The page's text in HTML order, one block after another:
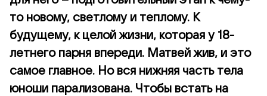
то новому, светлому и теплому. К
будущему, к целой жизни, которая у 18-
летнего парня впереди. Матвей жив, и это
самое главное. Но вся нижняя часть тела
юноши парализована. Чтобы встать на